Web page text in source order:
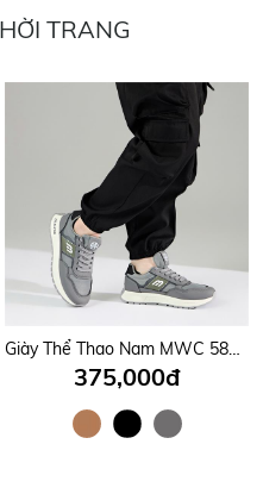
TRANG
Giày Thể Thao Nam MWC 5828 - Giày Sneaker Nam Đi Học, Đi Chơi, Leo Núi, Chạy Bộ Siêu Bền Đẹp Trẻ Trung, Năng Động.
375,000đ